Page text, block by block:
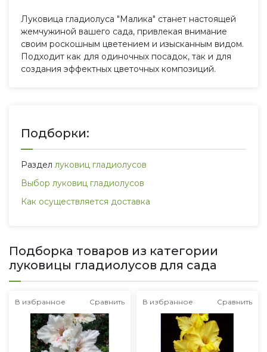
Луковица гладиолуса "Малика" станет настоящей
жемчужиной вашего сада, привлекая внимание
своим роскошным цветением и изысканным видом.
Подходит как для одиночных посадок, так и для
создания эффектных цветочных композиций.
Подборки:
Раздел луковиц гладиолусов
Выбор луковиц гладиолусов
Как осуществляется доставка
Подборка товаров из категории
луковицы гладиолусов для сада
В избранное Сравнить В избранное Сравнить